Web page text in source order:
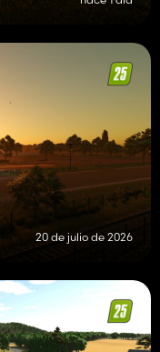
20 de julio de 2026